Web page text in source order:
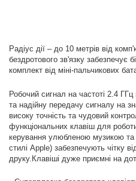
Радіус дії – до 10 метрів від
бездротового зв'язку забезпечує
комплект від міні-пальчикових
Робочий сигнал на частоті 2.4
та надійну передачу сигналу на
високу точність та чудовий
функціональних клавіш для
керування улюбленою музикою та
стилі Apple) забезпечують чітку
друку.Клавіші дуже приємні на